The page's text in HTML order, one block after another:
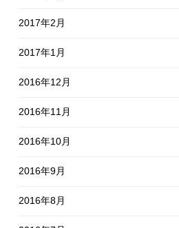
2017年2月
2017年1月
2016年12月
2016年11月
2016年10月
2016年9月
2016年8月